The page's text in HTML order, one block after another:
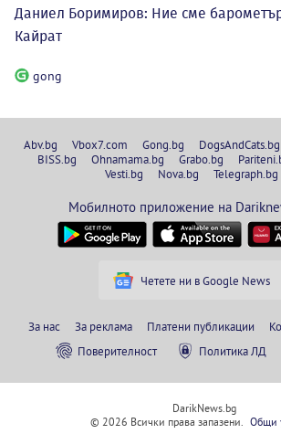
Даниел Боримиров: Ние сме
Кайрат
gong
Abv.bg Vbox7.com Gong.bg DogsAndCats.bg
BISS.bg
Ohnamama.bg Grabo.bg
Vesti.bg
Nova.bg Telegraph.bg
Мобилното приложение на
Четете ни в Google News
За нас За реклама Платени публикации
Поверителност
Политика ЛД
DarikNews.bg
© 2026 Всички права запазени. Общи